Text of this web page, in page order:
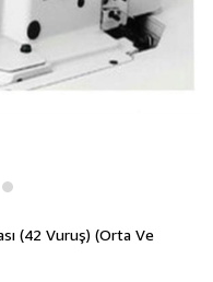
(42 Vuruş) (Orta Ve